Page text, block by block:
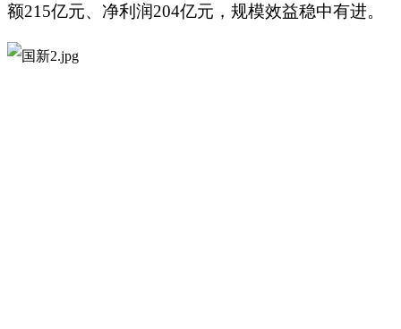
额215亿元、净利润204亿元，规模效益稳中有进。